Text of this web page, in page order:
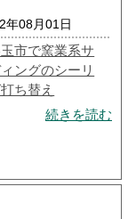
年08月01日
市で窯業系サ
ングのシーリ
ち替え
続きを読む